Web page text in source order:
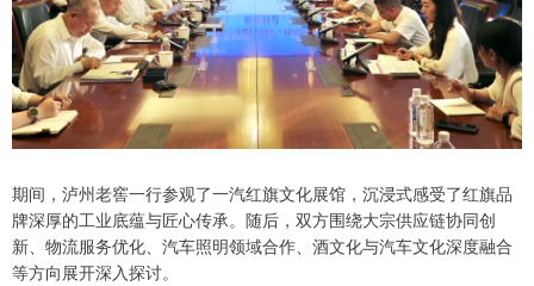
期间，泸州老窖一行参观了一汽红旗文化展馆，沉浸式感受了红旗品
牌深厚的工业底蕴与匠心传承。随后，双方围绕大宗供应链协同创
新、物流服务优化、汽车照明领域合作、酒文化与汽车文化深度融合
等方向展开深入探讨。